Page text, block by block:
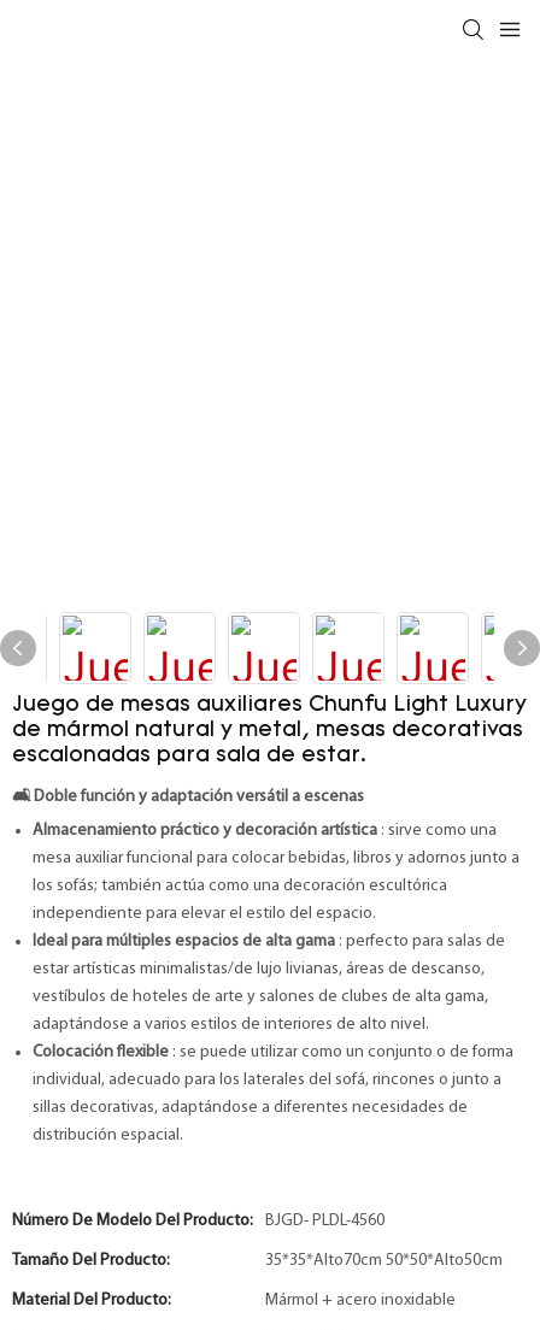
Juego de mesas auxiliares Chunfu Light Luxury
de mármol natural y metal, mesas decorativas
escalonadas para sala de estar.
🛋️Doble función y adaptación versátil a escenas
Almacenamiento práctico y decoración artística: sirve como una
mesa auxiliar funcional para colocar bebidas, libros y adornos junto a
los sofás; también actúa como una decoración escultórica
independiente para elevar el estilo del espacio.
Ideal para múltiples espacios de alta gama: perfecto para salas de
estar artísticas minimalistas/de lujo livianas, áreas de descanso,
vestíbulos de hoteles de arte y salones de clubes de alta gama,
adaptándose a varios estilos de interiores de alto nivel.
Colocación flexible: se puede utilizar como un conjunto o de forma
individual, adecuado para los laterales del sofá, rincones o junto a
sillas decorativas, adaptándose a diferentes necesidades de
distribución espacial.
Número De Modelo Del Producto: BJGD- PLDL-4560
Tamaño Del Producto: 35*35*Alto70cm 50*50*Alto50cm
Material Del Producto: Mármol + acero inoxidable